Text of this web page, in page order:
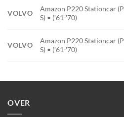
VOLVO
Amazon P220 Stationcar
S) • ('61-'70)
VOLVO
Amazon P220 Stationcar
S) • ('61-'70)
OVER